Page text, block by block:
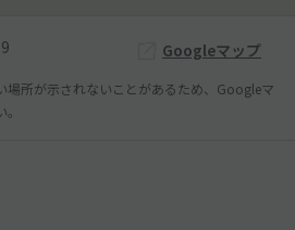
Googleマップ
所が示されないことがあるため、Googleマ